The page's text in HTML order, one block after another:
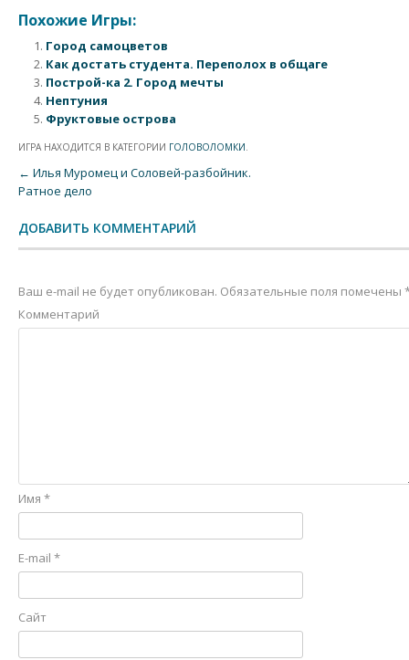
Похожие Игры:
Город самоцветов
Как достать студента. Переполох в общаге
Построй-ка 2. Город мечты
Нептуния
Фруктовые острова
ИГРА НАХОДИТСЯ В КАТЕГОРИИ ГОЛОВОЛОМКИ.
Post navigation
← Илья Муромец и Соловей-разбойник.
Ратное дело
ДОБАВИТЬ КОММЕНТАРИЙ
Ваш e-mail не будет опубликован. Обязательные поля помечены
Комментарий
Имя *
E-mail *
Сайт